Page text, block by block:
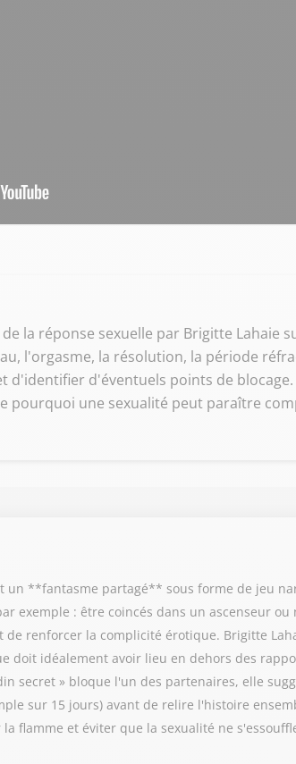
la réponse sexuelle par Brigitte Lahaie
l'orgasme, la résolution, la période
d'identifier d'éventuels points de blocage.
pourquoi une sexualité peut paraître
**fantasme partagé** sous forme de jeu
exemple : être coincés dans un ascenseur ou
renforcer la complicité érotique. Brigitte
doit idéalement avoir lieu en dehors des
secret » bloque l'un des partenaires, elle
sur 15 jours) avant de relire l'histoire
flamme et éviter que la sexualité ne